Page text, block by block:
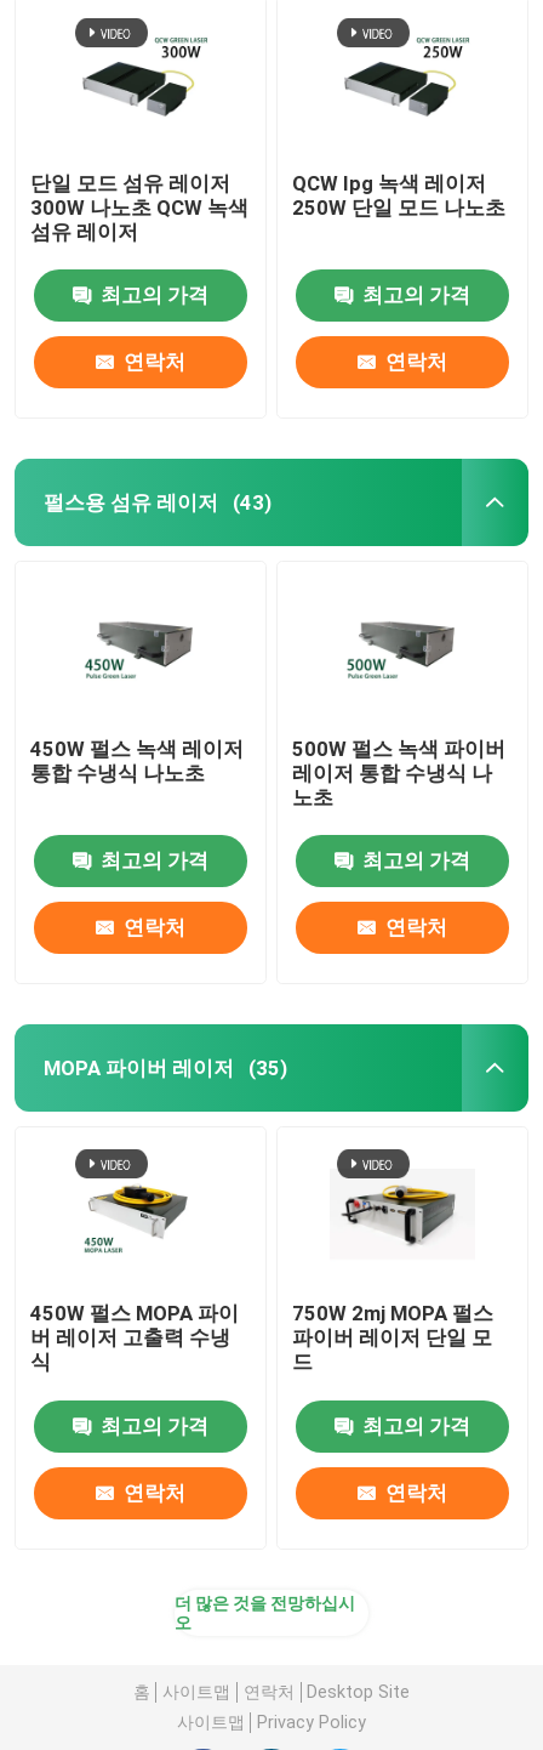
단일 모드 섬유 레이저
300W 나노초 QCW 녹색
섬유 레이저
최고의 가격
연락처
QCW Ipg 녹색 레이저
250W 단일 모드 나노초
최고의 가격
연락처
펄스용 섬유 레이저 (43)
450W 펄스 녹색 레이저
통합 수냉식 나노초
최고의 가격
연락처
500W 펄스 녹색 파이버
레이저 통합 수냉식 나
노초
최고의 가격
연락처
MOPA 파이버 레이저 (35)
450W 펄스 MOPA 파이
버 레이저 고출력 수냉
식
최고의 가격
연락처
750W 2mj MOPA 펄스
파이버 레이저 단일 모
드
최고의 가격
연락처
더 많은 것을 전망하십시
오
홈 사이트맵 연락처
Desktop Site
사이트맵
Privacy Policy